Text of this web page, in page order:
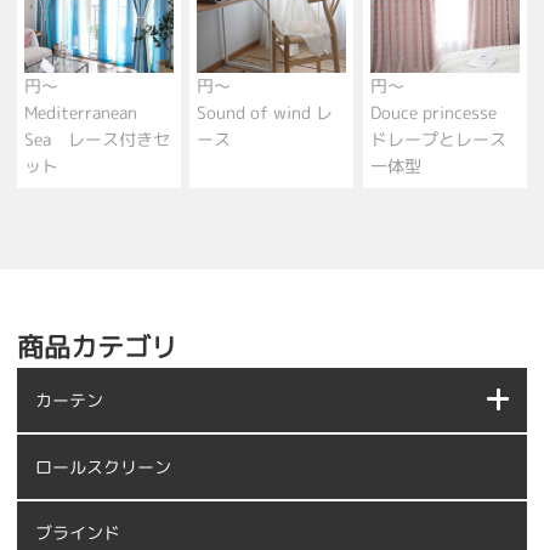
円～
Mediterranean
Sea レース付きセ
ット
円～
Sound of wind レ
ース
円～
Douce princesse
ドレープとレース
一体型
商品カテゴリ
カーテン
ロールスクリーン
ブラインド